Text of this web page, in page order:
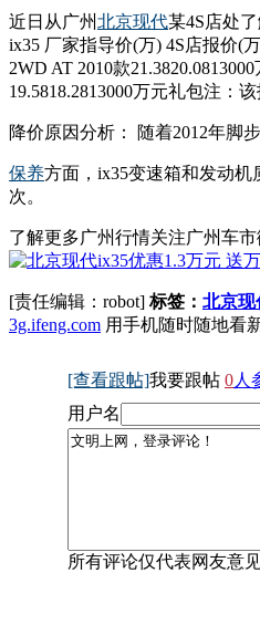
近日从广州北京现代某4S店处
ix35 厂家指导价(万) 4S店报价(
2WD AT 2010款
19.5818.2813000万元礼包注：
降价原因分析： 随着2012年脚
保养方面，ix35变速箱和发动机
次。
了解更多广州行情关注广州车
[责任编辑：robot] 标签： 北京现
3g.ifeng.com 用手机随时随地看
[查看跟帖]我要跟帖 0人
用户名
所有评论仅代表网友意